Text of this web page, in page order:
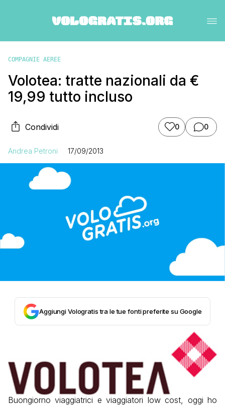
COMPAGNIE AEREE
Volotea: tratte nazionali da €
19,99 tutto incluso
Condividi 0 0
Andrea Petroni 17/09/2013
Aggiungi Vologratis tra le tue fonti preferite su Google
Buongiorno viaggiatrici e viaggiatori low cost, oggi ho